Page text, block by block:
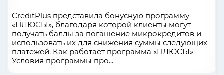
CreditPlus представила бонусную программу
«ПЛЮСЫ», благодаря которой клиенты могут
получать баллы за погашение микрокредитов и
использовать их для снижения суммы следующих
платежей. Как работает программа «ПЛЮСЫ»
Условия программы про...